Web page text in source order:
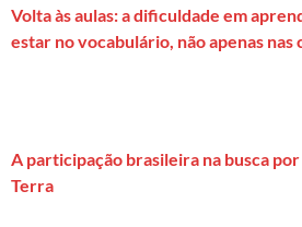
Volta às aulas: a dificuldade em
estar no vocabulário, não apenas nas
A participação brasileira na busca
Terra